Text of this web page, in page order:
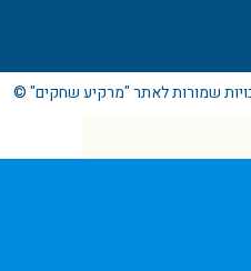
שמורות לאתר "מרקיע שחקים" ©